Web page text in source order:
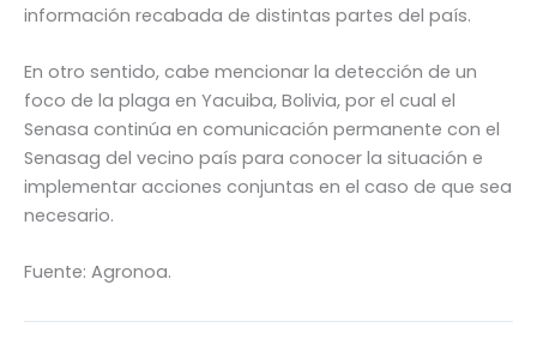
información recabada de distintas partes del país.
En otro sentido, cabe mencionar la detección de un
foco de la plaga en Yacuiba, Bolivia, por el cual el
Senasa continúa en comunicación permanente con el
Senasag del vecino país para conocer la situación e
implementar acciones conjuntas en el caso de que sea
necesario.
Fuente: Agronoa.